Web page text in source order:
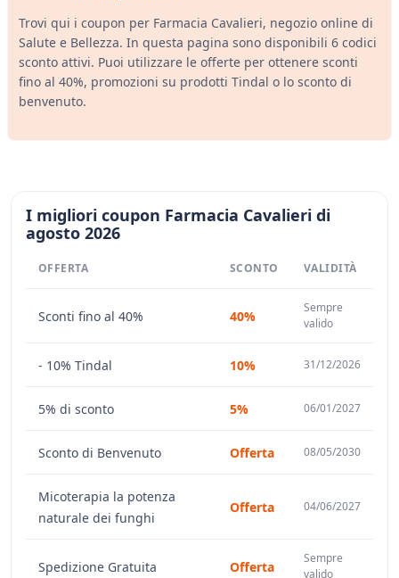
Trovi qui i coupon per Farmacia Cavalieri, negozio online di
Salute e Bellezza. In questa pagina sono disponibili 6 codici
sconto attivi. Puoi utilizzare le offerte per ottenere sconti
fino al 40%, promozioni su prodotti Tindal o lo sconto di
benvenuto.
I migliori coupon Farmacia Cavalieri di
agosto 2026
OFFERTA SCONTO VALIDITÀ
Sconti fino al 40% 40%
Sempre
valido
- 10% Tindal 10% 31/12/2026
5% di sconto 5% 06/01/2027
Sconto di Benvenuto Offerta 08/05/2030
Micoterapia la potenza
naturale dei funghi
Offerta 04/06/2027
Spedizione Gratuita Offerta
Sempre
valido